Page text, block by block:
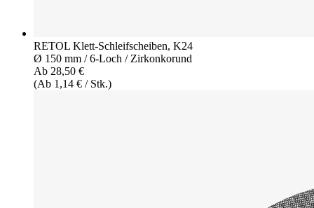
RETOL Klett-Schleifscheiben, K24
Ø 150 mm / 6-Loch / Zirkonkorund
Ab 28,50 €
(Ab 1,14 € / Stk.)